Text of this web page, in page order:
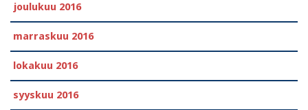
joulukuu 2016
marraskuu 2016
lokakuu 2016
syyskuu 2016